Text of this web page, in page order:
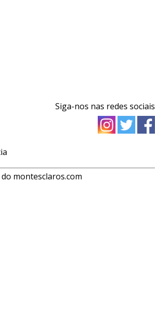
Siga-nos nas redes sociais
montesclaros.com